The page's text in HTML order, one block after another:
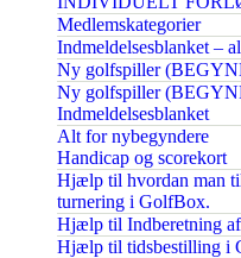
Medlemskategorier
Indmeldelsesblanket –
Ny golfspiller
Ny golfspiller
Indmeldelsesblanket
Alt for nybegyndere
Handicap og scorekort
Hjælp til hvordan man
turnering i GolfBox.
Hjælp til Indberetning
Hjælp til tidsbestilling i